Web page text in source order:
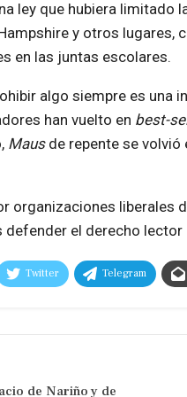
ley que hubiera limitado
y otros lugares,
en las juntas escolares.
algo siempre es una
han vuelto en best-
Mausde repente se volvió
organizaciones liberales
el derecho
Twitter Telegram
de Nariño y de